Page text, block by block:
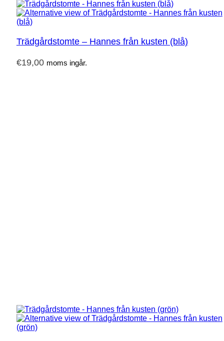
Trädgårdstomte – Hannes från kusten (blå)
€19,00 moms ingår.